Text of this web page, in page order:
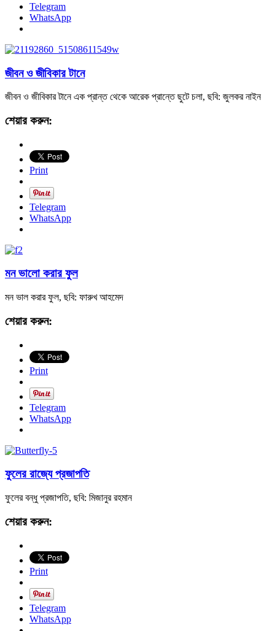
Telegram
WhatsApp
জীবন ও জীবিকার টানে
জীবন ও জীবিকার টানে এক প্রান্ত থেকে আরেক প্রান্তে ছুটে চলা, ছবি: জুলকর নাইন
শেয়ার করুন:
Print
Telegram
WhatsApp
মন ভালো করার ফুল
মন ভাল করার ফুল, ছবি: ফারুখ আহমেদ
শেয়ার করুন:
Print
Telegram
WhatsApp
ফুলের রাজ্যে প্রজাপতি
ফুলের বন্ধু প্রজাপতি, ছবি: মিজানুর রহমান
শেয়ার করুন:
Print
Telegram
WhatsApp